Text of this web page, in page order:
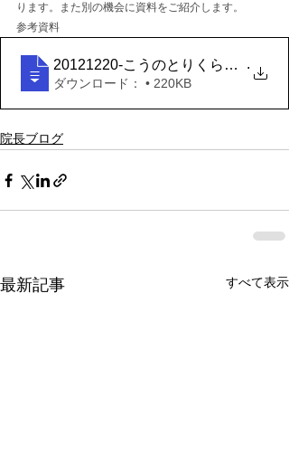
ります。また別の機会に資料をご紹介します。
参考資料
20121220-こうのとりくらぶ - アル
.
ダウンロード： • 220KB
院長ブログ
最新記事 すべて表示